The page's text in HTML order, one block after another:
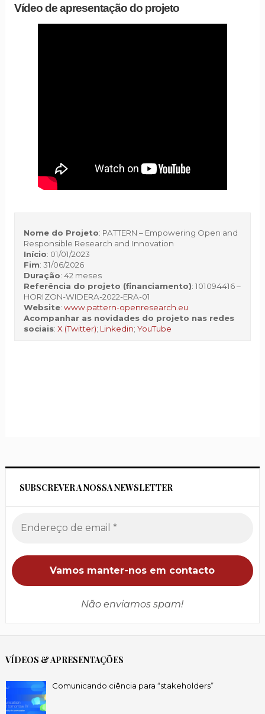
Vídeo de apresentação do projeto
Nome do Projeto: PATTERN – Empowering Open and
Responsible Research and Innovation
Início: 01/01/2023
Fim: 31/06/2026
Duração: 42 meses
Referência do projeto (financiamento): 101094416 –
HORIZON-WIDERA-2022-ERA-01
Website: www.pattern-openresearch.eu
Acompanhar as novidades do projeto nas redes
sociais: X (Twitter); Linkedin; YouTube
SUBSCREVER A NOSSA NEWSLETTER
Não enviamos spam!
VÍDEOS & APRESENTAÇÕES
Comunicando ciência para “stakeholders”